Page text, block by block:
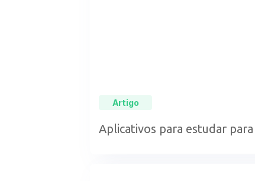
Artigo
Aplicativos para estudar